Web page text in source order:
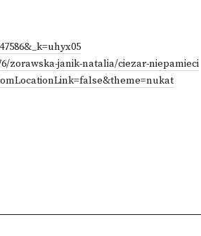
zorawska-janik-natalia/ciezar-niepamieci